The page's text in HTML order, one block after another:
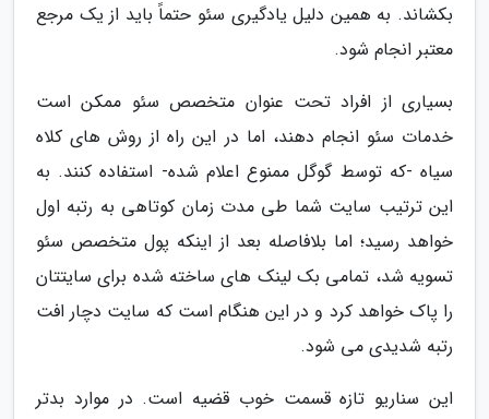
بکشاند. به همین دلیل یادگیری سئو حتماً باید از یک مرجع
معتبر انجام شود.
بسیاری از افراد تحت عنوان متخصص سئو ممکن است
خدمات سئو انجام دهند، اما در این راه از روش های کلاه
سیاه -که توسط گوگل ممنوع اعلام شده- استفاده کنند. به
این ترتیب سایت شما طی مدت زمان کوتاهی به رتبه اول
خواهد رسید؛ اما بلافاصله بعد از اینکه پول متخصص سئو
تسویه شد، تمامی بک لینک های ساخته شده برای سایتتان
را پاک خواهد کرد و در این هنگام است که سایت دچار افت
رتبه شدیدی می شود.
این سناریو تازه قسمت خوب قضیه است. در موارد بدتر